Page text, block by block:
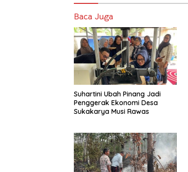
Baca Juga
Suhartini Ubah Pinang Jadi
Penggerak Ekonomi Desa
Sukakarya Musi Rawas